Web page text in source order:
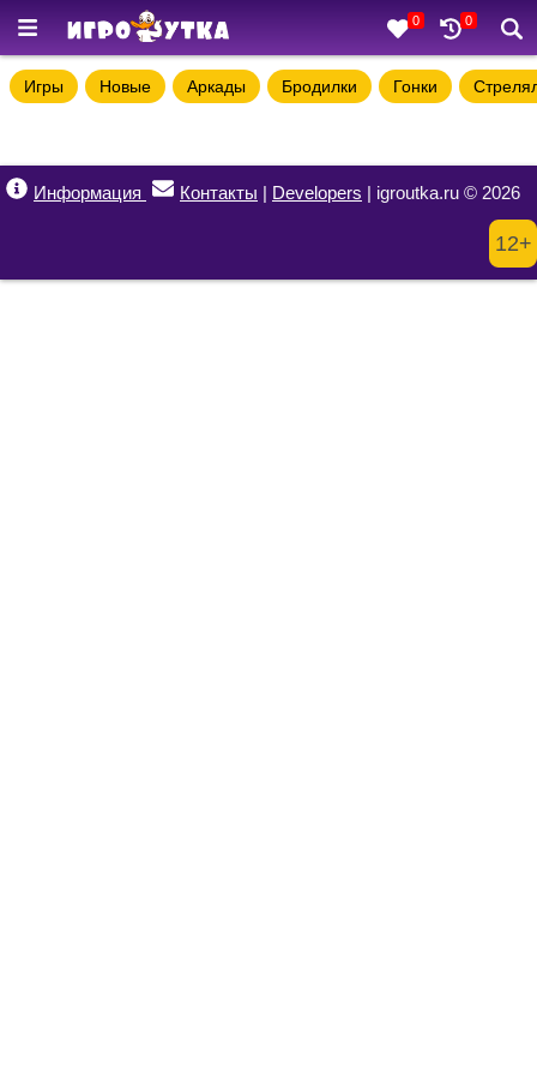
0 0
Игры Новые Аркады Бродилки Гонки
Информация Контакты | Developers | igroutka.ru © 2026
12+